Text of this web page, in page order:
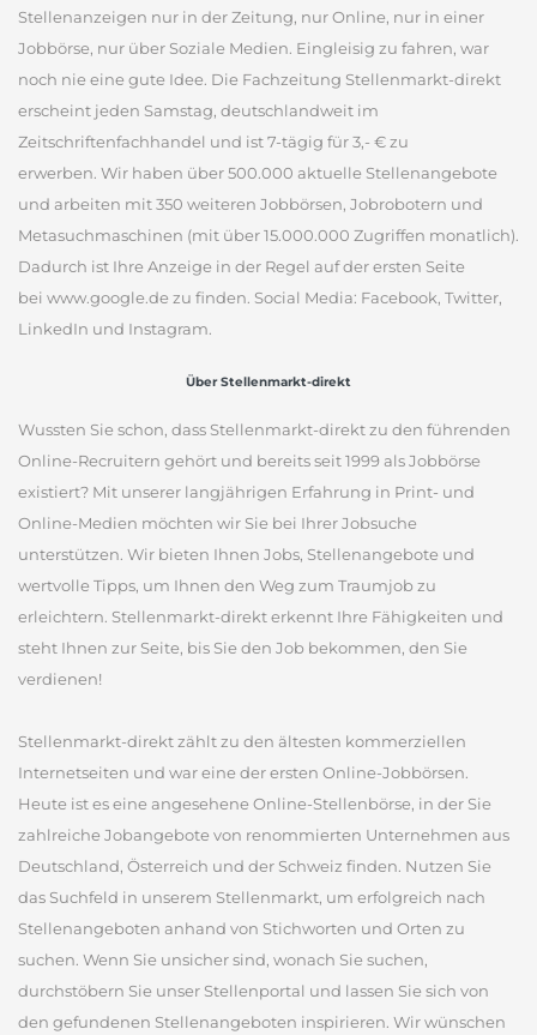
Stellenanzeigen nur in der Zeitung, nur Online, nur in einer
Jobbörse, nur über Soziale Medien. Eingleisig zu fahren, war
noch nie eine gute Idee. Die Fachzeitung Stellenmarkt-direkt
erscheint jeden Samstag, deutschlandweit im
Zeitschriftenfachhandel und ist 7-tägig für 3,- € zu
erwerben. Wir haben über 500.000 aktuelle Stellenangebote
und arbeiten mit 350 weiteren Jobbörsen, Jobrobotern und
Metasuchmaschinen (mit über 15.000.000 Zugriffen monatlich).
Dadurch ist Ihre Anzeige in der Regel auf der ersten Seite
bei www.google.de zu finden. Social Media: Facebook, Twitter,
LinkedIn und Instagram.
Über Stellenmarkt-direkt
Wussten Sie schon, dass Stellenmarkt-direkt zu den führenden
Online-Recruitern gehört und bereits seit 1999 als Jobbörse
existiert? Mit unserer langjährigen Erfahrung in Print- und
Online-Medien möchten wir Sie bei Ihrer Jobsuche
unterstützen. Wir bieten Ihnen Jobs, Stellenangebote und
wertvolle Tipps, um Ihnen den Weg zum Traumjob zu
erleichtern. Stellenmarkt-direkt erkennt Ihre Fähigkeiten und
steht Ihnen zur Seite, bis Sie den Job bekommen, den Sie
verdienen!
Stellenmarkt-direkt zählt zu den ältesten kommerziellen
Internetseiten und war eine der ersten Online-Jobbörsen.
Heute ist es eine angesehene Online-Stellenbörse, in der Sie
zahlreiche Jobangebote von renommierten Unternehmen aus
Deutschland, Österreich und der Schweiz finden. Nutzen Sie
das Suchfeld in unserem Stellenmarkt, um erfolgreich nach
Stellenangeboten anhand von Stichworten und Orten zu
suchen. Wenn Sie unsicher sind, wonach Sie suchen,
durchstöbern Sie unser Stellenportal und lassen Sie sich von
den gefundenen Stellenangeboten inspirieren. Wir wünschen